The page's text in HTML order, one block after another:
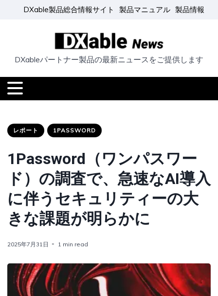
DXable製品総合情報サイト 製品マニュアル 製品情報
DXableパートナー製品の最新ニュースをご提供します
レポート 1PASSWORD
1Password（ワンパスワー
ド）の調査で、急速なAI導入
に伴うセキュリティーの大
きな課題が明らかに
2025年7月31日 1 min read